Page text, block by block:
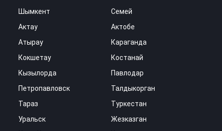
Шымкент
Семей
Актау
Актобе
Атырау
Караганда
Кокшетау
Костанай
Кызылорда
Павлодар
Петропавловск
Талдыкорган
Тараз
Туркестан
Уральск
Жезказган